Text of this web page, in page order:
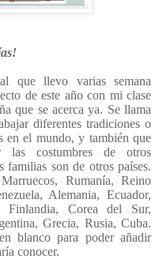
que llevo varias semana
de este año con mi clase
que se acerca ya. Se llama
diferentes tradiciones o
en el mundo, y también que
las costumbres de otros
familias son de otros países.
Rumanía, Reino
Alemania, Ecuador,
Finlandia, Corea del Sur,
Grecia, Rusia, Cuba.
blanco para poder añadir
conocer.